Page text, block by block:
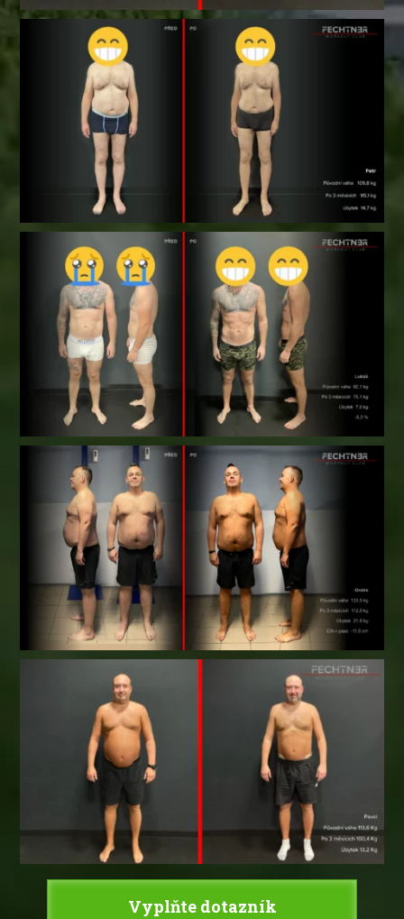
Vyplňte dotazník